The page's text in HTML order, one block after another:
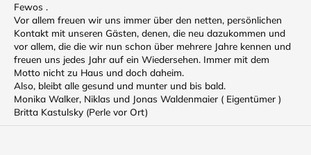
Fewos .
Vor allem freuen wir uns immer über den netten, persönlichen
Kontakt mit unseren Gästen, denen, die neu dazukommen und
vor allem, die die wir nun schon über mehrere Jahre kennen und
freuen uns jedes Jahr auf ein Wiedersehen. Immer mit dem
Motto nicht zu Haus und doch daheim.
Also, bleibt alle gesund und munter und bis bald.
Monika Walker, Niklas und Jonas Waldenmaier ( Eigentümer )
Britta Kastulsky (Perle vor Ort)